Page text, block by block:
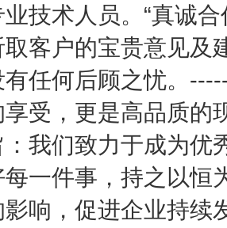
技术人员。“真诚
客户的宝贵意见及
任何后顾之忧。
受，更是高品质的
我们致力于成为优
一件事，持之以恒
响，促进企业持续